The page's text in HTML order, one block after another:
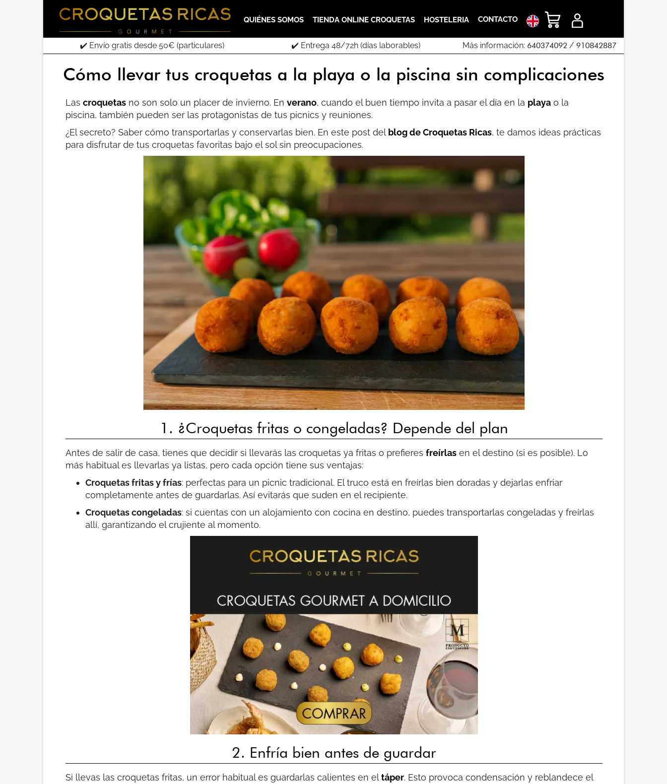
QUIÉNES SOMOS TIENDA ONLINE CROQUETAS HOSTELERIA CONTACTO
✔️ Envío gratis desde 50€ (particulares) ✔️ Entrega 48/72h (días laborables) Más información: 640374092 / 910842887
Cómo llevar tus croquetas a la playa o la piscina sin complicaciones
Las croquetas no son solo un placer de invierno. En verano, cuando el buen tiempo invita a pasar el día en la playa o la
piscina, también pueden ser las protagonistas de tus picnics y reuniones.
¿El secreto? Saber cómo transportarlas y conservarlas bien. En este post del blog de Croquetas Ricas, te damos ideas prácticas
para disfrutar de tus croquetas favoritas bajo el sol sin preocupaciones.
1. ¿Croquetas fritas o congeladas? Depende del plan
Antes de salir de casa, tienes que decidir si llevarás las croquetas ya fritas o prefieres freírlas en el destino (si es posible). Lo
más habitual es llevarlas ya listas, pero cada opción tiene sus ventajas:
Croquetas fritas y frías: perfectas para un picnic tradicional. El truco está en freírlas bien doradas y dejarlas enfriar
completamente antes de guardarlas. Así evitarás que suden en el recipiente.
Croquetas congeladas: si cuentas con un alojamiento con cocina en destino, puedes transportarlas congeladas y freírlas
allí, garantizando el crujiente al momento.
2. Enfría bien antes de guardar
Si llevas las croquetas fritas, un error habitual es guardarlas calientes en eltáper. Esto provoca condensación y reblandece el